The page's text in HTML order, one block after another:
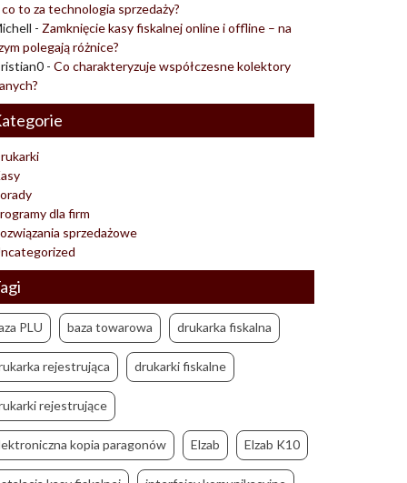
co to za technologia sprzedaży?
- Zamknięcie kasy fiskalnej online i offline – na
polegają różnice?
- Co charakteryzuje współczesne kolektory
dla firm
sprzedażowe
PLU baza towarowa drukarka fiskalna
rejestrująca drukarki fiskalne
rejestrujące
kopia paragonów Elzab Elzab K10